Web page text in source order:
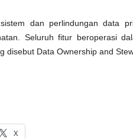
dan perlindungan data
Seluruh fitur beroperasi
disebut Data Ownership and
X